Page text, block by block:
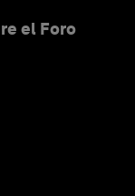
el Foro